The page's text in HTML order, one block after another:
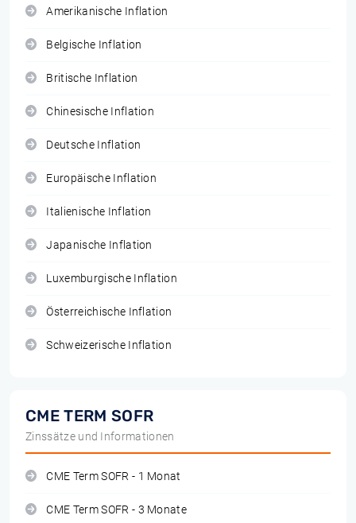
Amerikanische Inflation
Belgische Inflation
Britische Inflation
Chinesische Inflation
Deutsche Inflation
Europäische Inflation
Italienische Inflation
Japanische Inflation
Luxemburgische Inflation
Österreichische Inflation
Schweizerische Inflation
CME TERM SOFR
Zinssätze und Informationen
CME Term SOFR - 1 Monat
CME Term SOFR - 3 Monate